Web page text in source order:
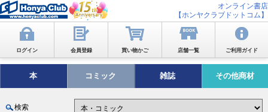
オンライン書店
【ホンヤクラブドットコム】
ログイン 会員登録 買い物かご 店舗一覧 ご利用ガイド
本 コミック 雑誌 その他商材
検索